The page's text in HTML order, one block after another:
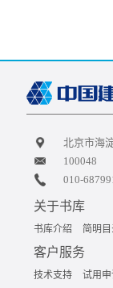
北京市海
100048
010-
关于书库
书库介绍 简明
客户服务
技术支持 试用